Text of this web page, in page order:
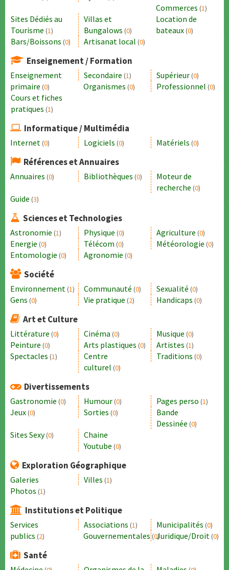
Commerces (1)
Sites Dédiés au
Tourisme (1)
Villas et
Bungalows (0)
Location de
bateaux(0)
Bars/Boissons (0) Artisanat local (0)
Enseignement / Formation
Enseignement
primaire (0)
Secondaire (1) Supérieur(0)
Organismes (0) Professionnel (0)
Cours et fiches
pratiques (1)
Informatique / Multimédia
Internet(0) Logiciels (0) Matériels (0)
Références et Annuaires
Annuaires (0) Bibliothèques (0)
Moteur de
recherche (0)
Guide (3)
Sciences et Technologies
Astronomie (1) Physique (0) Agriculture (0)
Energie (0) Télécom (0) Météorologie (0)
Entomologie (0) Agronomie (0)
Société
Environnement(1) Communauté (0) Sexualité (0)
Gens (0) Vie pratique (2) Handicaps (0)
Art et Culture
Littérature (0) Cinéma (0) Musique (0)
Peinture (0) Arts plastiques (0) Artistes (1)
Spectacles (1)
Centre
culturel (0)
Traditions (0)
Divertissements
Gastronomie (0) Humour(0) Pages perso (1)
Jeux(0) Sorties (0)
Bande
Dessinée (0)
Sites Sexy(0)
Chaine
Youtube (0)
Exploration Géographique
Galeries
Photos (1)
Villes (1)
Institutions et Politique
Services
publics (2)
Associations (1) Municipalités (0)
Gouvernementales(0)
Juridique/Droit(0)
Santé